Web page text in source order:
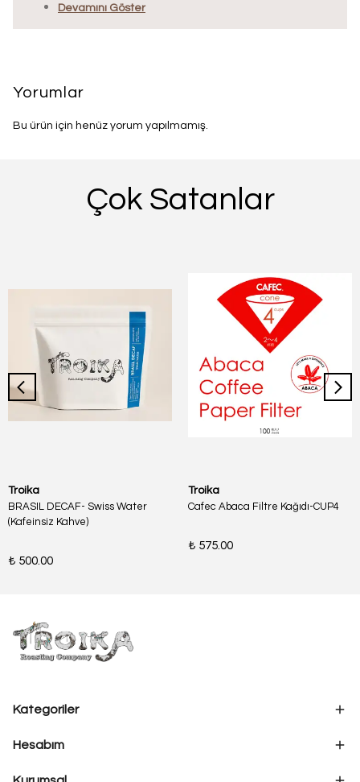
Devamını Göster
Yorumlar
Bu ürün için henüz yorum yapılmamış.
Çok Satanlar
Troika
BRASIL DECAF- Swiss Water
(Kafeinsiz Kahve)
₺ 500.00
Troika
Cafec Abaca Filtre Kağıdı-CUP4
₺ 575.00
Kategoriler
Hesabım